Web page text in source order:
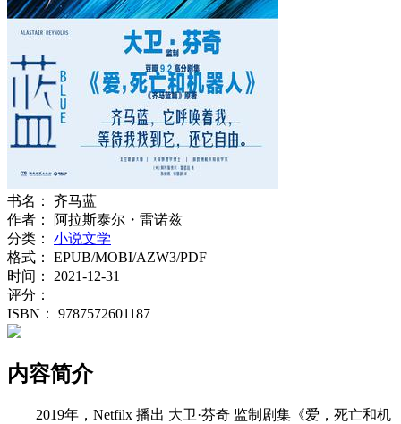
书名：
齐马蓝
作者：
阿拉斯泰尔・雷诺兹
分类：
小说文学
格式：
EPUB/MOBI/AZW3/PDF
时间：
2021-12-31
评分：
ISBN：
9787572601187
内容简介
2019年，Netfilx 播出 大卫·芬奇 监制剧集《爱，死亡和机